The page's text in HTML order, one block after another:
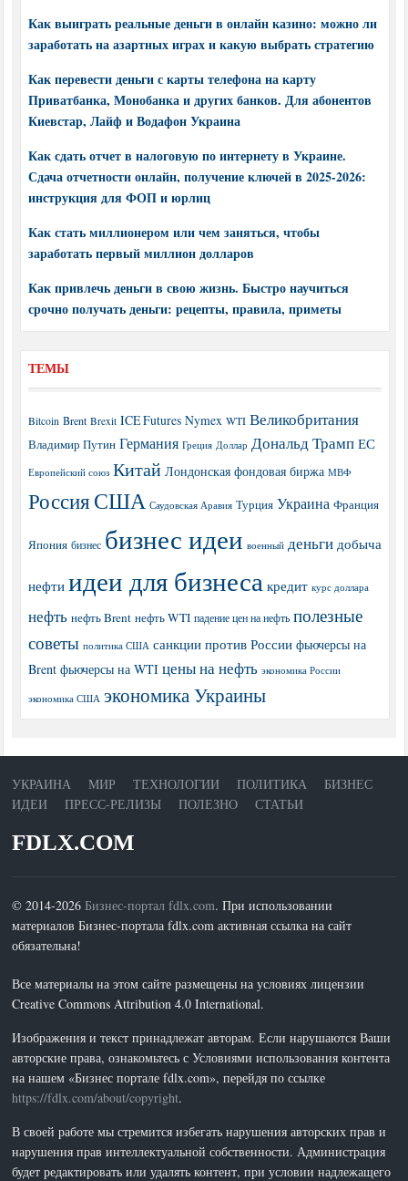
Как выиграть реальные деньги в онлайн казино: можно ли
заработать на азартных играх и какую выбрать стратегию
Как перевести деньги с карты телефона на карту
Приватбанка, Монобанка и других банков. Для абонентов
Киевстар, Лайф и Водафон Украина
Как сдать отчет в налоговую по интернету в Украине.
Сдача отчетности онлайн, получение ключей в 2025-2026:
инструкция для ФОП и юрлиц
Как стать миллионером или чем заняться, чтобы
заработать первый миллион долларов
Как привлечь деньги в свою жизнь. Быстро научиться
срочно получать деньги: рецепты, правила, приметы
ТЕМЫ
Bitcoin Brent Brexit ICE Futures Nymex WTI Великобритания
Владимир Путин Германия Греция Доллар Дональд Трамп ЕС
Европейский союз Китай Лондонская фондовая биржа МВФ
РоссияСША Саудовская Аравия Турция Украина Франция
Япония бизнес бизнес идеи военный деньги добыча
нефти идеи для бизнеса кредит курс доллара
нефть нефть Brent нефть WTI падение цен на нефть полезные
советы политика США санкции против России фьючерсы на
Brent фьючерсы на WTI цены на нефть экономика России
экономика США экономика Украины
УКРАИНА МИР ТЕХНОЛОГИИ ПОЛИТИКА
БИЗНЕС
ИДЕИ
ПРЕСС-РЕЛИЗЫ ПОЛЕЗНО СТАТЬИ
FDLX.COM
© 2014-2026 Бизнес-портал fdlx.com. При использовании
материалов Бизнес-портала fdlx.com активная ссылка на сайт
обязательна!
Все материалы на этом сайте размещены на условиях лицензии
Creative Commons Attribution 4.0 International.
Изображения и текст принадлежат авторам. Если нарушаются Ваши
авторские права, ознакомьтесь с Условиями использования контента
на нашем «Бизнес портале fdlx.com», перейдя по ссылке
https://fdlx.com/about/copyright.
В своей работе мы стремится избегать нарушения авторских прав и
нарушения прав интеллектуальной собственности. Администрация
будет редактировать или удалять контент, при условии надлежащего